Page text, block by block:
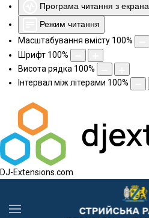
Програма читання з екрана
Режим читання
Масштабування вмісту 100%
Шрифт 100%
Висота рядка 100%
Інтервал між літерами 100%
DJ-Extensions.com